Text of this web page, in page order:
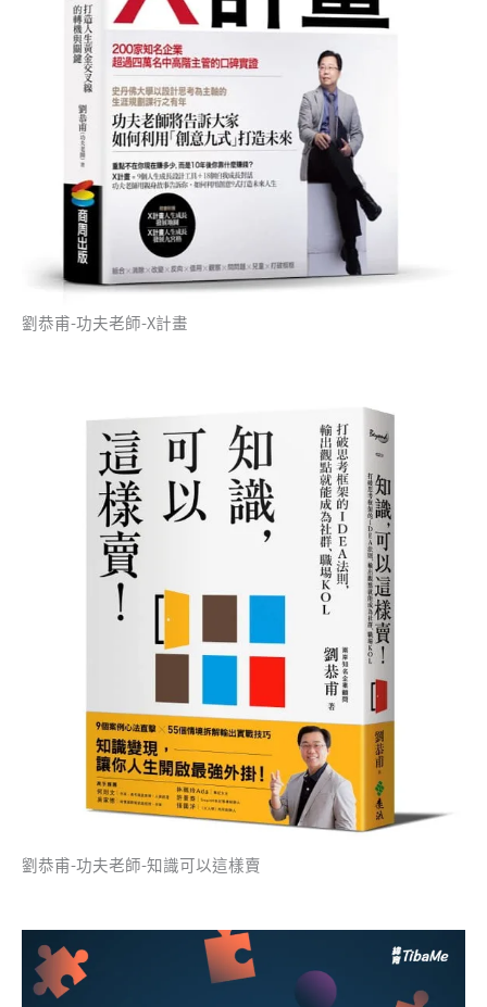
劉恭甫-功夫老師-X計畫
劉恭甫-功夫老師-知識可以這樣賣